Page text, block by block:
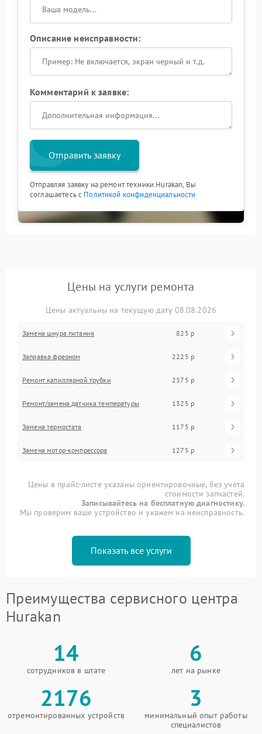
Описание неисправности:
Комментарий к заявке:
Отправить заявку
Отправляя заявку на ремонт техники Hurakan, Вы
соглашаетесь с Политикой конфиденциальности
Цены на услуги ремонта
Цены актуальны на текущую дату 08.08.2026
Замена шнура питания 825 р
Заправка фреоном 2225 р
Ремонт капиллярной трубки 2375 р
Ремонт/замена датчика температуры 1325 р
Замена термостата 1175 р
Замена мотор-компрессора 1275 р
Цены в прайс-листе указаны ориентировочные, без учета
стоимости запчастей.
Записывайтесь на бесплатную диагностику.
Мы проверим ваше устройство и укажем на неисправность.
Показать все услуги
Преимущества сервисного центра
Hurakan
14
сотрудников в штате
6
лет на рынке
2176
отремонтированных устройств
3
минимальный опыт работы
специалистов